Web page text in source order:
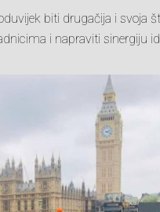
biti drugačija i svoja
i napraviti sinergiju